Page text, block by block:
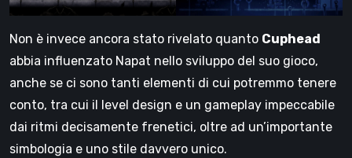
Non è invece ancora stato rivelato quanto Cuphead
abbia influenzato Napat nello sviluppo del suo gioco,
anche se ci sono tanti elementi di cui potremmo tenere
conto, tra cui il level design e un gameplay impeccabile
dai ritmi decisamente frenetici, oltre ad un’importante
simbologia e uno stile davvero unico.